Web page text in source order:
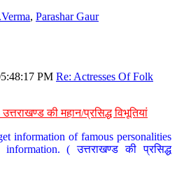
, Parashar Gaur
PM Re: Actresses Of Folk
की महान/प्रसिद्ध विभूतियां
information of famous personalities
( उत्तराखण्ड की प्रसिद्ध